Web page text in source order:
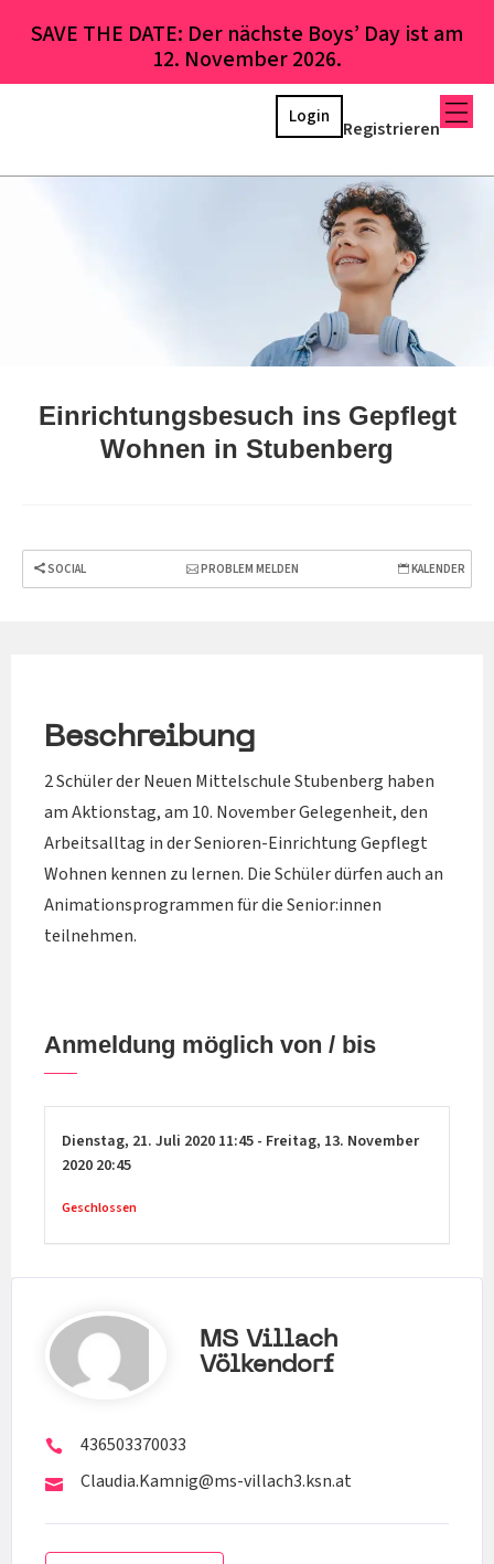
SAVE THE DATE: Der nächste Boys’ Day ist am
12. November 2026.
Registrieren
Login
Einrichtungsbesuch ins Gepflegt
Wohnen in Stubenberg
SOCIAL PROBLEM MELDEN KALENDER
Beschreibung
2 Schüler der Neuen Mittelschule Stubenberg haben
am Aktionstag, am 10. November Gelegenheit, den
Arbeitsalltag in der Senioren-Einrichtung Gepflegt
Wohnen kennen zu lernen. Die Schüler dürfen auch an
Animationsprogrammen für die Senior:innen
teilnehmen.
Anmeldung möglich von / bis
Dienstag, 21. Juli 2020 11:45 - Freitag, 13. November
2020 20:45
Geschlossen
MS Villach
Völkendorf
436503370033
Claudia.Kamnig@ms-villach3.ksn.at